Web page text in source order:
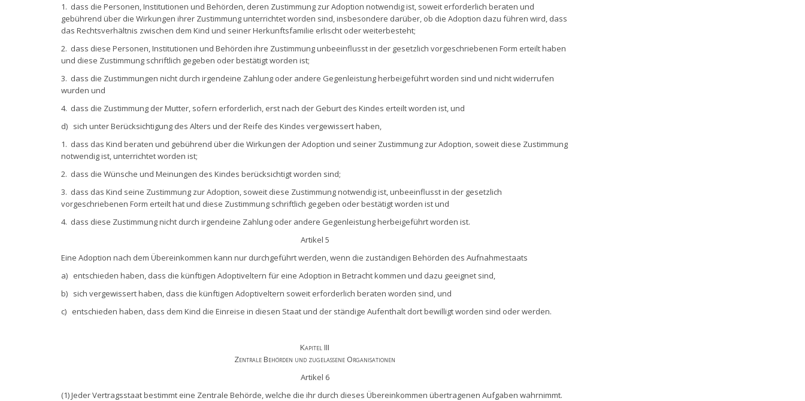
1. dass die Personen, Institutionen und Behörden, deren Zustimmung zur Adoption notwendig ist, soweit erforderlich beraten und
gebührend über die Wirkungen ihrer Zustimmung unterrichtet worden sind, insbesondere darüber, ob die Adoption dazu führen wird, dass
das Rechtsverhältnis zwischen dem Kind und seiner Herkunftsfamilie erlischt oder weiterbesteht;
2. dass diese Personen, Institutionen und Behörden ihre Zustimmung unbeeinflusst in der gesetzlich vorgeschriebenen Form erteilt haben
und diese Zustimmung schriftlich gegeben oder bestätigt worden ist;
3. dass die Zustimmungen nicht durch irgendeine Zahlung oder andere Gegenleistung herbeigeführt worden sind und nicht widerrufen
wurden und
4. dass die Zustimmung der Mutter, sofern erforderlich, erst nach der Geburt des Kindes erteilt worden ist, und
d) sich unter Berücksichtigung des Alters und der Reife des Kindes vergewissert haben,
1. dass das Kind beraten und gebührend über die Wirkungen der Adoption und seiner Zustimmung zur Adoption, soweit diese Zustimmung
notwendig ist, unterrichtet worden ist;
2. dass die Wünsche und Meinungen des Kindes berücksichtigt worden sind;
3. dass das Kind seine Zustimmung zur Adoption, soweit diese Zustimmung notwendig ist, unbeeinflusst in der gesetzlich
vorgeschriebenen Form erteilt hat und diese Zustimmung schriftlich gegeben oder bestätigt worden ist und
4. dass diese Zustimmung nicht durch irgendeine Zahlung oder andere Gegenleistung herbeigeführt worden ist.
Artikel 5
Eine Adoption nach dem Übereinkommen kann nur durchgeführt werden, wenn die zuständigen Behörden des Aufnahmestaats
a) entschieden haben, dass die künftigen Adoptiveltern für eine Adoption in Betracht kommen und dazu geeignet sind,
b) sich vergewissert haben, dass die künftigen Adoptiveltern soweit erforderlich beraten worden sind, und
c) entschieden haben, dass dem Kind die Einreise in diesen Staat und der ständige Aufenthalt dort bewilligt worden sind oder werden.
Kapitel III
Zentrale Behörden und zugelassene Organisationen
Artikel 6
(1) Jeder Vertragsstaat bestimmt eine Zentrale Behörde, welche die ihr durch dieses Übereinkommen übertragenen Aufgaben wahrnimmt.